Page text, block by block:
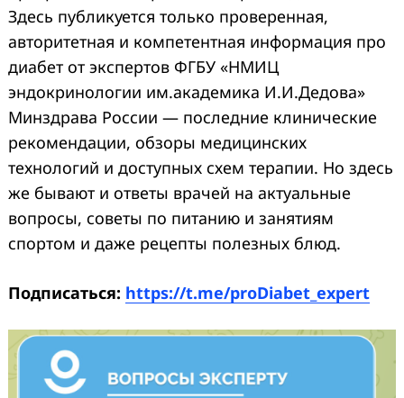
Здесь публикуется только проверенная,
авторитетная и компетентная информация про
диабет от экспертов ФГБУ «НМИЦ
эндокринологии им.академика И.И.Дедова»
Минздрава России — последние клинические
рекомендации, обзоры медицинских
технологий и доступных схем терапии. Но здесь
же бывают и ответы врачей на актуальные
вопросы, советы по питанию и занятиям
спортом и даже рецепты полезных блюд.
Подписаться: https://t.me/proDiabet_expert